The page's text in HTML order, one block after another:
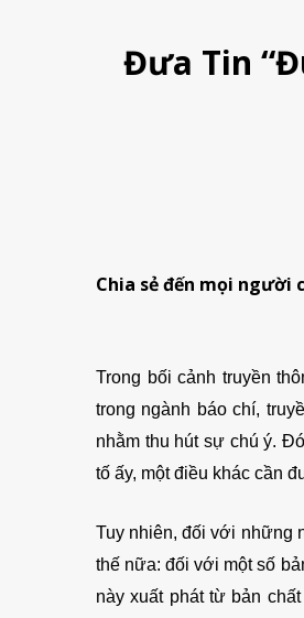
Đưa Tin
Chia sẻ đến mọi người
Trong bối cảnh truyền
trong ngành báo chí,
nhằm thu hút sự chú ý.
tố ấy, một điều khác cần
Tuy nhiên, đối với những
thế nữa: đối với một số
này xuất phát từ bản